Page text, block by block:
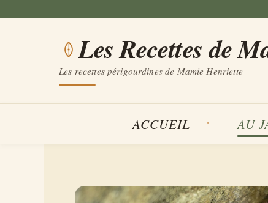
Les Recettes de
Les recettes périgourdines de Mamie Henriette
ACCUEIL AU